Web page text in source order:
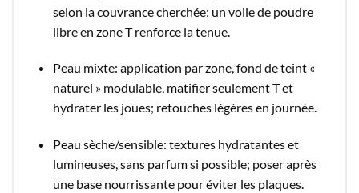
selon la couvrance cherchée; un voile de poudre
libre en zone T renforce la tenue.​
Peau mixte: application par zone, fond de teint «
naturel » modulable, matifier seulement T et
hydrater les joues; retouches légères en journée.​
Peau sèche/sensible: textures hydratantes et
lumineuses, sans parfum si possible; poser après
une base nourrissante pour éviter les plaques.​